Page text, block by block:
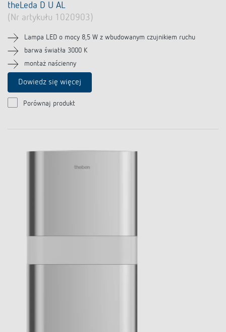
theLeda D U AL
(Nr artykułu 1020903)
Lampa LED o mocy 8,5 W z wbudowanym czujnikiem ruchu
barwa światła 3000 K
montaż naścienny
Dowiedz się więcej
Porównaj produkt